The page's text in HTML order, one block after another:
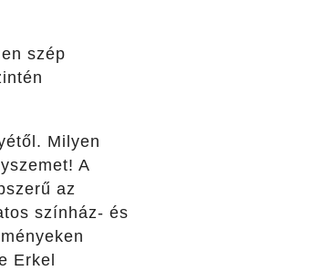
szép
Milyen
A
az
színház- és
Erkel